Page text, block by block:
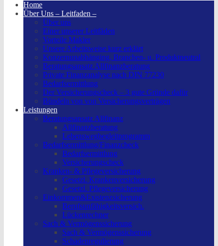
Home
Über Uns – Leitfaden –
Über uns
Einer unserer Leitfäden
Vorteile Makler
Unsere Arbeitsweise kurz erklärt
Konzernunabhänging, Branchen- u. Produktneutral
Beratungsansatz Allfinanzberatung
Private Finanzanalyse nach DIN 77230
Bedarfsermittlung
Der Versicherungscheck – 3 gute Gründe dafür
Bündeln von von Versicherungsverträgen
Leistungen
Beratungsansatz Allfinanz
Allfinanzberatung
Lebenswegbegleitprogramm
Bedarfsermittlung/Finanzcheck
Bedarfsermittlung
Versicherungscheck
Kranken- & Pflegeversicherung
Gesetzl. Krankenversicherung
Gesetzl. Pflegeversicherung
Einkommen&Existenzsicherung
Berufsunfähigkeitsversich.
Lückenrechner
Sach & Vermögenssicherung
Sach & Vermögenssicherung
Schadenregulierung